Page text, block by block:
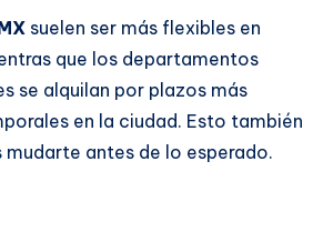
suelen ser más flexibles en
que los departamentos
se alquilan por plazos más
en la ciudad. Esto también
antes de lo esperado.